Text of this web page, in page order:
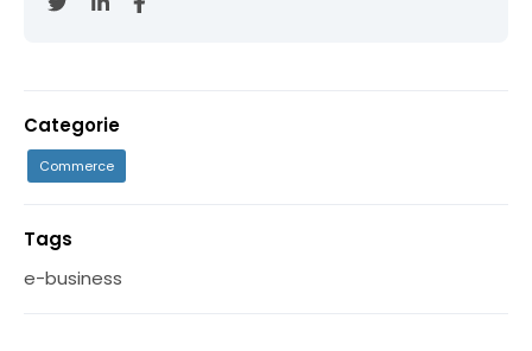
Categorie
Commerce
Tags
e-business